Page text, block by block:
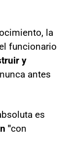
la
funcionario
y
antes
es
"con